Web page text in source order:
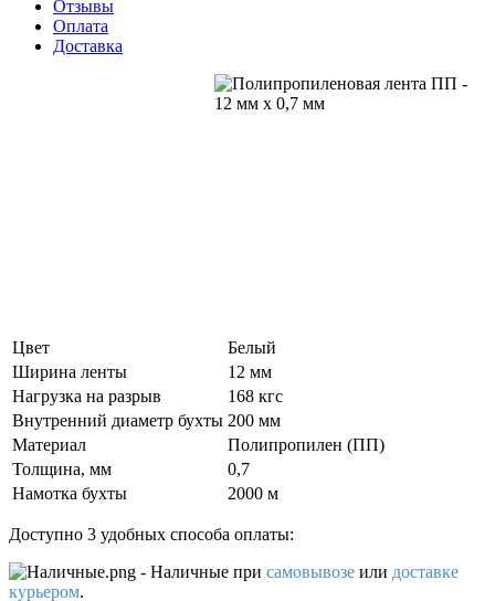
Отзывы
Оплата
Доставка
Цвет
Белый
Ширина ленты
12 мм
Нагрузка на разрыв
168 кгс
Внутренний диаметр бухты 200 мм
Материал
Полипропилен (ПП)
Толщина, мм
0,7
Намотка бухты
2000 м
Доступно 3 удобных способа оплаты:
- Наличные при самовывозе или доставке
курьером.